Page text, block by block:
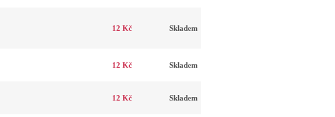
12 Kč Skladem
12 Kč Skladem
12 Kč Skladem